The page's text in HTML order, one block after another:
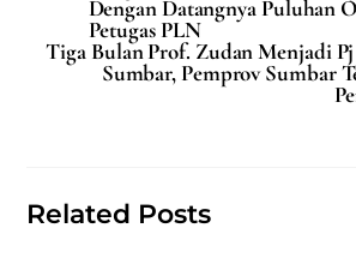
e
b
l
s
A
p
e
Dengan Datangnya Puluhan
Petugas PLN
Tiga Bulan Prof. Zudan Menjadi
Sumbar, Pemprov Sumbar
Related Posts